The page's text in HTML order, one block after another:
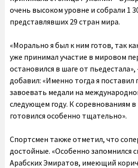
очень высоком уровне и собрали 1
представлявших 29 стран мира.
«Морально я был к ним готов, так
уже принимал участие в мировом
остановился в шаге от пьедестала»,
добавил: «Именно тогда я поставил
завоевать медали на
следующем году. К соревнованиям в
готовился особенно тщательно».
Спортсмен также отметил, что
достойные. «Особенно запомнился
Арабских Эмиратов, имеющий